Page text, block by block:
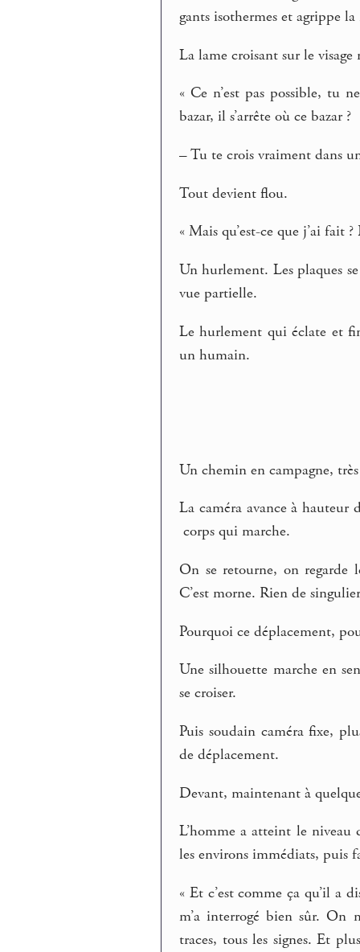
gants isothermes et agrippe
La lame croisant sur le
« Ce n’est pas possible, tu
bazar, il s’arrête où ce bazar ?
– Tu te crois vraiment dans
Tout devient flou.
« Mais qu’est-ce que j’ai fait
Un hurlement. Les plaques
vue partielle.
Le hurlement qui éclate et
un humain.
Un chemin en campagne,
La caméra avance à hauteur
corps qui marche.
On se retourne, on regarde
C’est morne. Rien de
Pourquoi ce déplacement,
Une silhouette marche en
se croiser.
Puis soudain caméra fixe,
de déplacement.
Devant, maintenant à
L’homme a atteint le niveau
les environs immédiats, puis
« Et c’est comme ça qu’il a
m’a interrogé bien sûr. On
traces, tous les signes. Et